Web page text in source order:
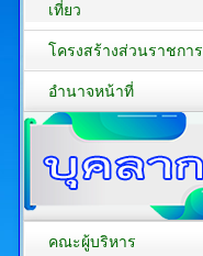
เที่ยว
โครงสร้างส่วนราชการ
อำนาจหน้าที่
คณะผู้บริหาร